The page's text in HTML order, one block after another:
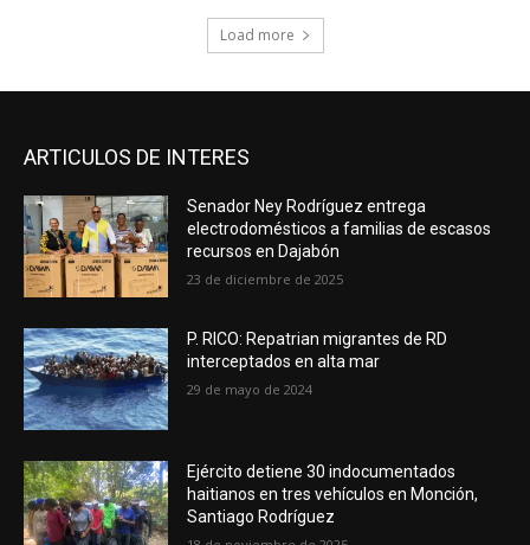
Load more
ARTICULOS DE INTERES
Senador Ney Rodríguez entrega
electrodomésticos a familias de escasos
recursos en Dajabón
23 de diciembre de 2025
P. RICO: Repatrian migrantes de RD
interceptados en alta mar
29 de mayo de 2024
Ejército detiene 30 indocumentados
haitianos en tres vehículos en Monción,
Santiago Rodríguez